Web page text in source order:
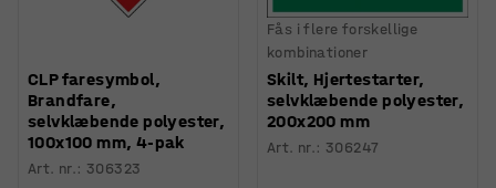
CLP faresymbol,
Brandfare,
selvklæbende polyester,
100x100 mm, 4-pak
Art. nr.: 306323
Fås i flere forskellige
kombinationer
Skilt, Hjertestarter,
selvklæbende polyester,
200x200 mm
Art. nr.: 306247